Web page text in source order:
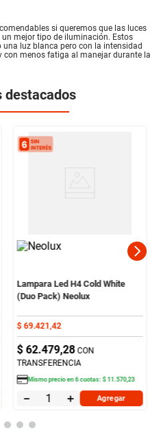
si queremos que las luces
mejor tipo de iluminación. Estos
luz blanca pero con la intensidad
con menos fatiga al manejar durante la
destacados
Lampara Led H4 Cold White
(Duo Pack) Neolux
$ 69.421 ,42
$ 62.479,28 CON
TRANSFERENCIA
Mismo precio en6cuotas:$ 11 .570,23
＋
－ Agregar